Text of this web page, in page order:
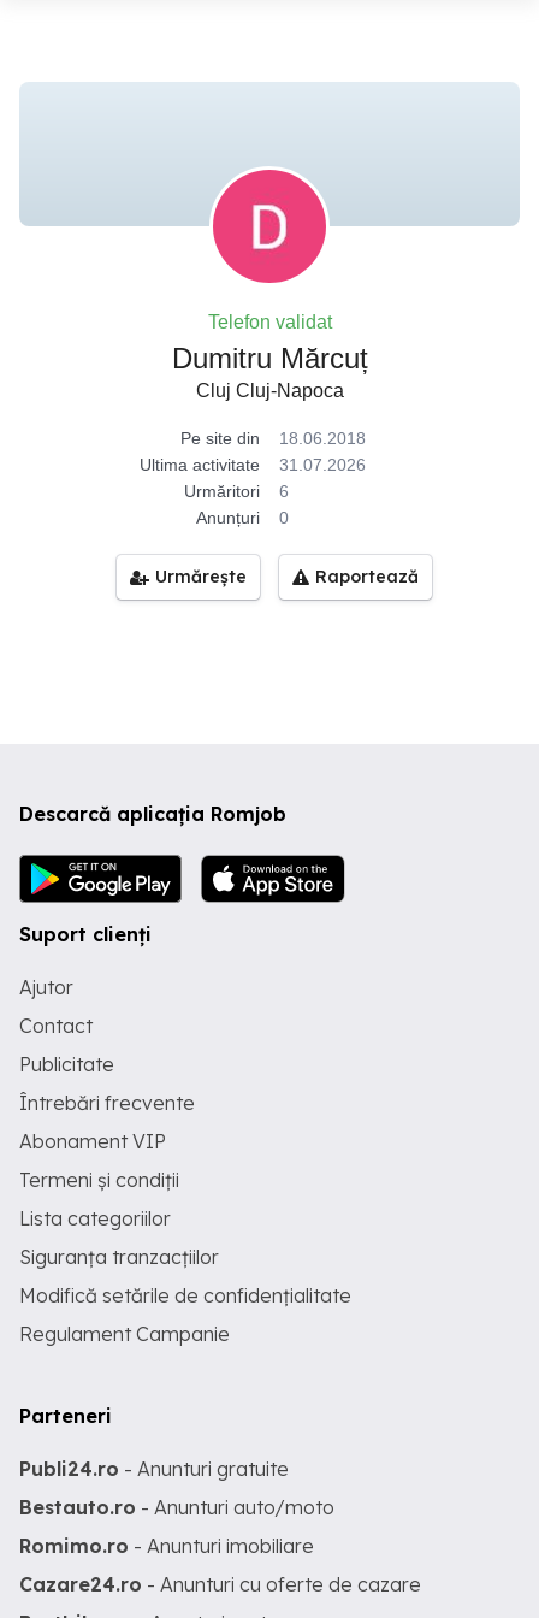
Telefon validat
Dumitru Mărcuț
Cluj Cluj-Napoca
Pe site din
18.06.2018
Ultima activitate
31.07.2026
Urmăritori
6
Anunțuri
0
Urmărește Raportează
Descarcă aplicația Romjob
Suport clienți
Ajutor
Contact
Publicitate
Întrebări frecvente
Abonament VIP
Termeni și condiții
Lista categoriilor
Siguranța tranzacțiilor
Modifică setările de confidențialitate
Regulament Campanie
Parteneri
Publi24.ro - Anunturi gratuite
Bestauto.ro - Anunturi auto/moto
Romimo.ro - Anunturi imobiliare
Cazare24.ro - Anunturi cu oferte de cazare